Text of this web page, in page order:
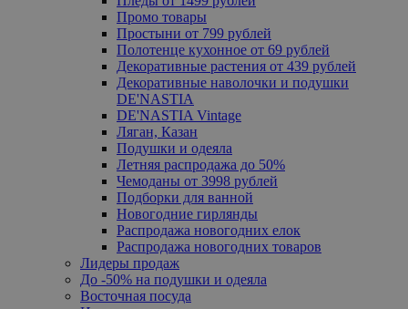
Промо товары
Простыни от 799 рублей
Полотенце кухонное от 69 рублей
Декоративные растения от 439 рублей
Декоративные наволочки и подушки
DE'NASTIA
DE'NASTIA Vintage
Ляган, Казан
Подушки и одеяла
Летняя распродажа до 50%
Чемоданы от 3998 рублей
Подборки для ванной
Новогодние гирлянды
Распродажа новогодних елок
Распродажа новогодних товаров
Лидеры продаж
До -50% на подушки и одеяла
Восточная посуда